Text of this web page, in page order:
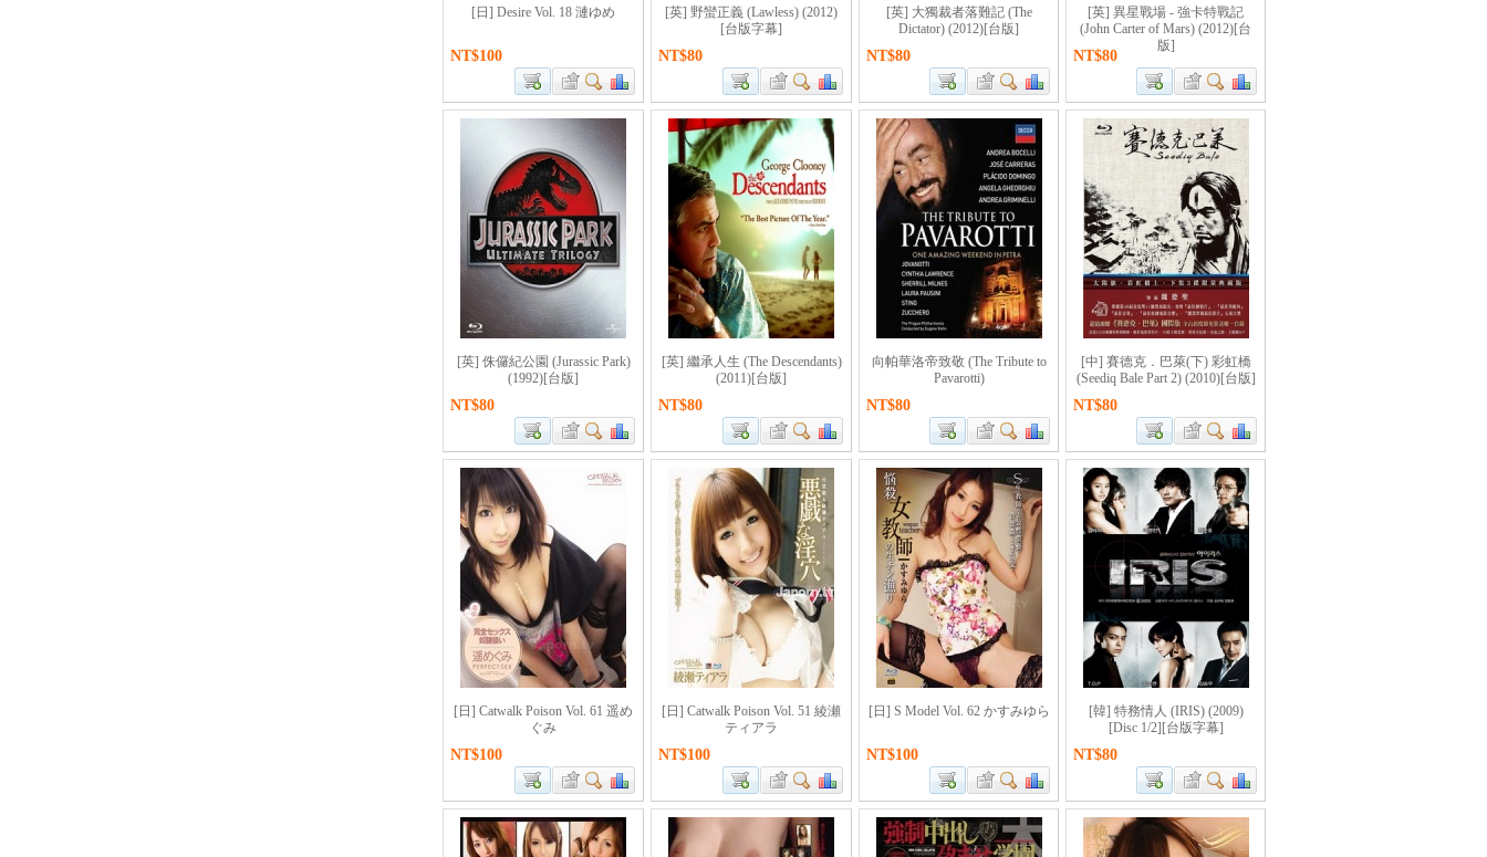
[日] Desire Vol. 18 漣ゆめ
NT$100
[英] 野蠻正義 (Lawless) (2012)
[台版字幕]
NT$80
[英] 大獨裁者落難記 (The
Dictator) (2012)[台版]
NT$80
[英] 異星戰場 - 強卡特戰記
(John Carter of Mars) (2012)[台
版]
NT$80
[英] 侏儸紀公園 (Jurassic Park)
(1992)[台版]
NT$80
[英] 繼承人生 (The Descendants)
(2011)[台版]
NT$80
向帕華洛帝致敬 (The Tribute to
Pavarotti)
NT$80
[中] 賽德克．巴萊(下) 彩虹橋
(Seediq Bale Part 2) (2010)[台版]
NT$80
[日] Catwalk Poison Vol. 61 遥め
ぐみ
NT$100
[日] Catwalk Poison Vol. 51 綾瀬
ティアラ
NT$100
[日] S Model Vol. 62 かすみゆら
NT$100
[韓] 特務情人 (IRIS) (2009)
[Disc 1/2][台版字幕]
NT$80